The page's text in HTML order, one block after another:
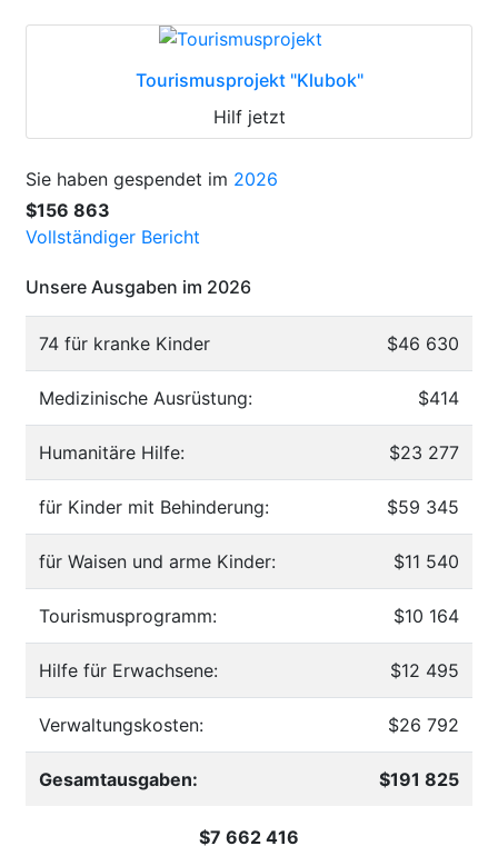
Tourismusprojekt "Klubok"
Hilf jetzt
Sie haben gespendet im 2026
$156 863
Vollständiger Bericht
Unsere Ausgaben im 2026
74 für kranke Kinder $46 630
Medizinische Ausrüstung: $414
Humanitäre Hilfe: $23 277
für Kinder mit Behinderung: $59 345
für Waisen und arme Kinder: $11 540
Tourismusprogramm: $10 164
Hilfe für Erwachsene: $12 495
Verwaltungskosten: $26 792
Gesamtausgaben: $191 825
$7 662 416